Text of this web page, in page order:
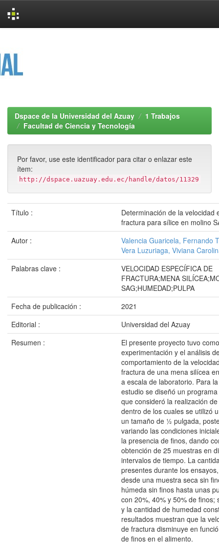
Dspace de la Universidad del Azuay
1 Trabajos
Facultad de Ciencia y Tecnología
Por favor, use este identificador para citar o enlazar este
ítem:
http://dspace.uazuay.edu.ec/handle/datos/11329
Título :
Determinación de la velocidad
fractura para sílice en molino
Autor :
Valencia Guaricela, Fernando
Vera Luzuriaga, Viviana
Palabras clave :
VELOCIDAD ESPECÍFICA DE
FRACTURA;MENA
SAG;HUMEDAD;PULPA
Fecha de publicación :
2021
Editorial :
Universidad del Azuay
Resumen :
El presente proyecto tuvo
experimentación y el análisis
comportamiento de la
fractura de una mena silícea
a escala de laboratorio. Para
estudio se diseñó un
que consideró la realización
dentro de los cuales se utilizó
un tamaño de ½ pulgada,
variando las condiciones
la presencia de finos, dando
obtención de 25 muestras en
intervalos de tiempo. La
presentes durante los
desde una muestra seca sin
húmeda sin finos hasta unas
con 20%, 40% y 50% de finos;
y la cantidad de humedad
resultados muestran que la
de fractura disminuye en
de finos en el alimento.